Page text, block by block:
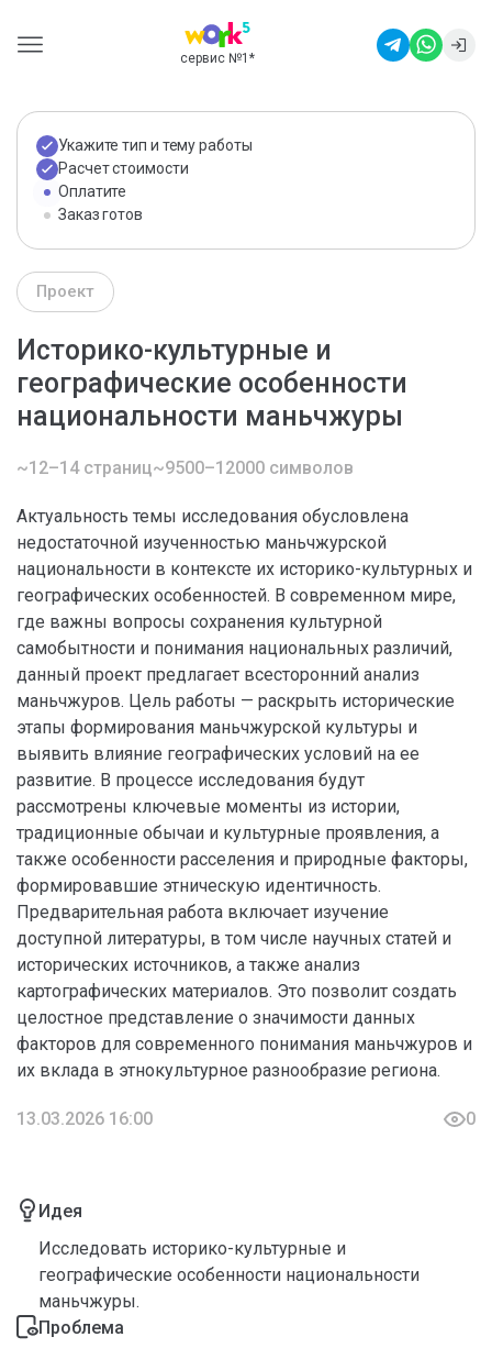
сервис №1 *
Укажите тип и тему работы
Расчет стоимости
Оплатите
Заказ готов
Проект
Историко-культурные и
географические особенности
национальности маньчжуры
~12–14 страниц~9500–12000 символов
Актуальность темы исследования обусловлена
недостаточной изученностью маньчжурской
национальности в контексте их историко-культурных и
географических особенностей. В современном мире,
где важны вопросы сохранения культурной
самобытности и понимания национальных различий,
данный проект предлагает всесторонний анализ
маньчжуров. Цель работы — раскрыть исторические
этапы формирования маньчжурской культуры и
выявить влияние географических условий на ее
развитие. В процессе исследования будут
рассмотрены ключевые моменты из истории,
традиционные обычаи и культурные проявления, а
также особенности расселения и природные факторы,
формировавшие этническую идентичность.
Предварительная работа включает изучение
доступной литературы, в том числе научных статей и
исторических источников, а также анализ
картографических материалов. Это позволит создать
целостное представление о значимости данных
факторов для современного понимания маньчжуров и
их вклада в этнокультурное разнообразие региона.
13.03.2026 16:00 0
Идея
Исследовать историко-культурные и
географические особенности национальности
маньчжуры.
Проблема